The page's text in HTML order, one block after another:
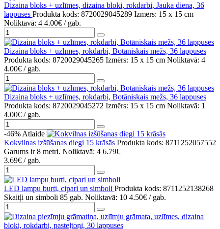
Dizaina bloks + uzlīmes, dizaina bloki, rokdarbi, Jauka diena, 36
lappuses Produkta kods: 8720029045289 Izmērs: 15 x 15 cm
Noliktavā: 4 4.00€ / gab.
Dizaina bloks + uzlīmes, rokdarbi, Botāniskais mežs, 36 lappuses
Produkta kods: 8720029045265 Izmērs: 15 x 15 cm Noliktavā: 4
4.00€ / gab.
Dizaina bloks + uzlīmes, rokdarbi, Botāniskais mežs, 36 lappuses
Produkta kods: 8720029045272 Izmērs: 15 x 15 cm Noliktavā: 1
4.00€ / gab.
-46% Atlaide
Kokvilnas izšūšanas diegi 15 krāsās Produkta kods: 8711252057552
Garums ir 8 metri. Noliktavā: 4 6.79€
3.69€ / gab.
LED lampu burti, cipari un simboli Produkta kods: 8711252138268
Skaitļi un simboli 85 gab. Noliktavā: 10 4.50€ / gab.